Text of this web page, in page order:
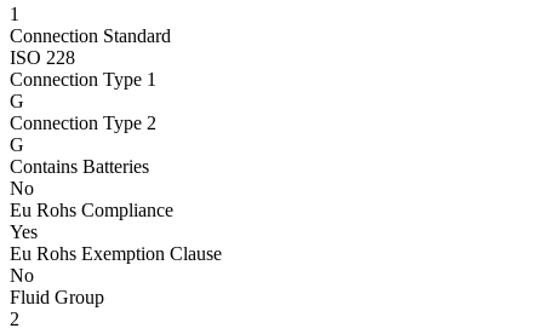
1
Connection Standard
ISO 228
Connection Type 1
G
Connection Type 2
G
Contains Batteries
No
Eu Rohs Compliance
Yes
Eu Rohs Exemption Clause
No
Fluid Group
2